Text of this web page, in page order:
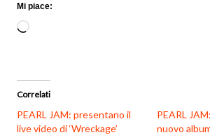
Mi piace:
Caricamento
Correlati
PEARL JAM: presentano il
live video di ‘Wreckage’
PEARL
nuovo